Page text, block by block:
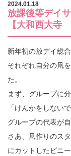
2024.01.18
放課後等デイ
【大和西大寺
新年初の放デイ総
それぞれ自分の凧
た。
まず、グループに
「けんかをしない
グループの代表が
さあ、凧作りのス
にカットしたビニ